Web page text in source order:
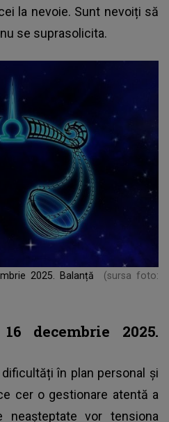
la nevoie. Sunt nevoiți să
se suprasolicita.
2025. Balanță
(sursa foto:
decembrie 2025.
în plan personal și
cer o gestionare atentă a
neașteptate vor tensiona